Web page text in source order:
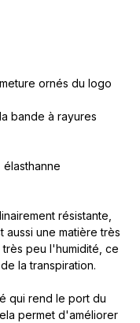
ornés du logo
bande à rayures
résistante,
aussi une matière très
peu l'humidité, ce
la transpiration.
qui rend le port du
permet d'améliorer